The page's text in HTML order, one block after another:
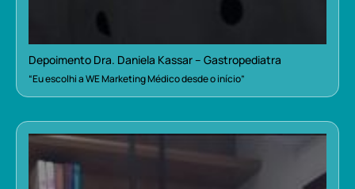
Depoimento Dra. Daniela Kassar – Gastropediatra
“Eu escolhi a WE Marketing Médico desde o início”